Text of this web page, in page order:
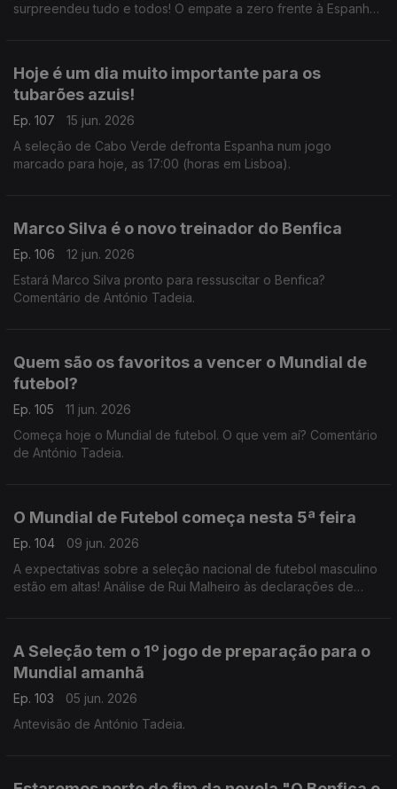
surpreendeu tudo e todos! O empate a zero frente à Espanha,
Hoje é um dia muito importante para os
tubarões azuis!
Ep. 107
15 jun. 2026
A seleção de Cabo Verde defronta Espanha num jogo
marcado para hoje, as 17:00 (horas em Lisboa).
Marco Silva é o novo treinador do Benfica
Ep. 106
12 jun. 2026
Estará Marco Silva pronto para ressuscitar o Benfica?
Comentário de António Tadeia.
Quem são os favoritos a vencer o Mundial de
futebol?
Ep. 105
11 jun. 2026
Começa hoje o Mundial de futebol. O que vem aí? Comentário
de António Tadeia.
O Mundial de Futebol começa nesta 5ª feira
Ep. 104
09 jun. 2026
A expectativas sobre a seleção nacional de futebol masculino
estão em altas! Análise de Rui Malheiro às declarações de
A Seleção tem o 1º jogo de preparação para o
Mundial amanhã
Ep. 103
05 jun. 2026
Antevisão de António Tadeia.